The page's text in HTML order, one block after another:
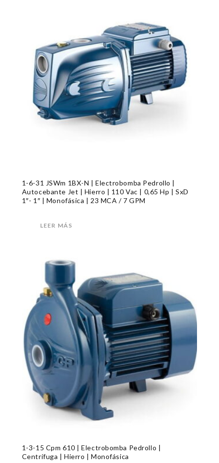
1-6-31 JSWm 1BX-N | Electrobomba Pedrollo |
Autocebante Jet | Hierro | 110 Vac | 0,65 Hp | SxD
1″- 1″ | Monofásica | 23 MCA / 7 GPM
LEER MÁS
1-3-15 Cpm 610 | Electrobomba Pedrollo |
Centrífuga | Hierro | Monofásica